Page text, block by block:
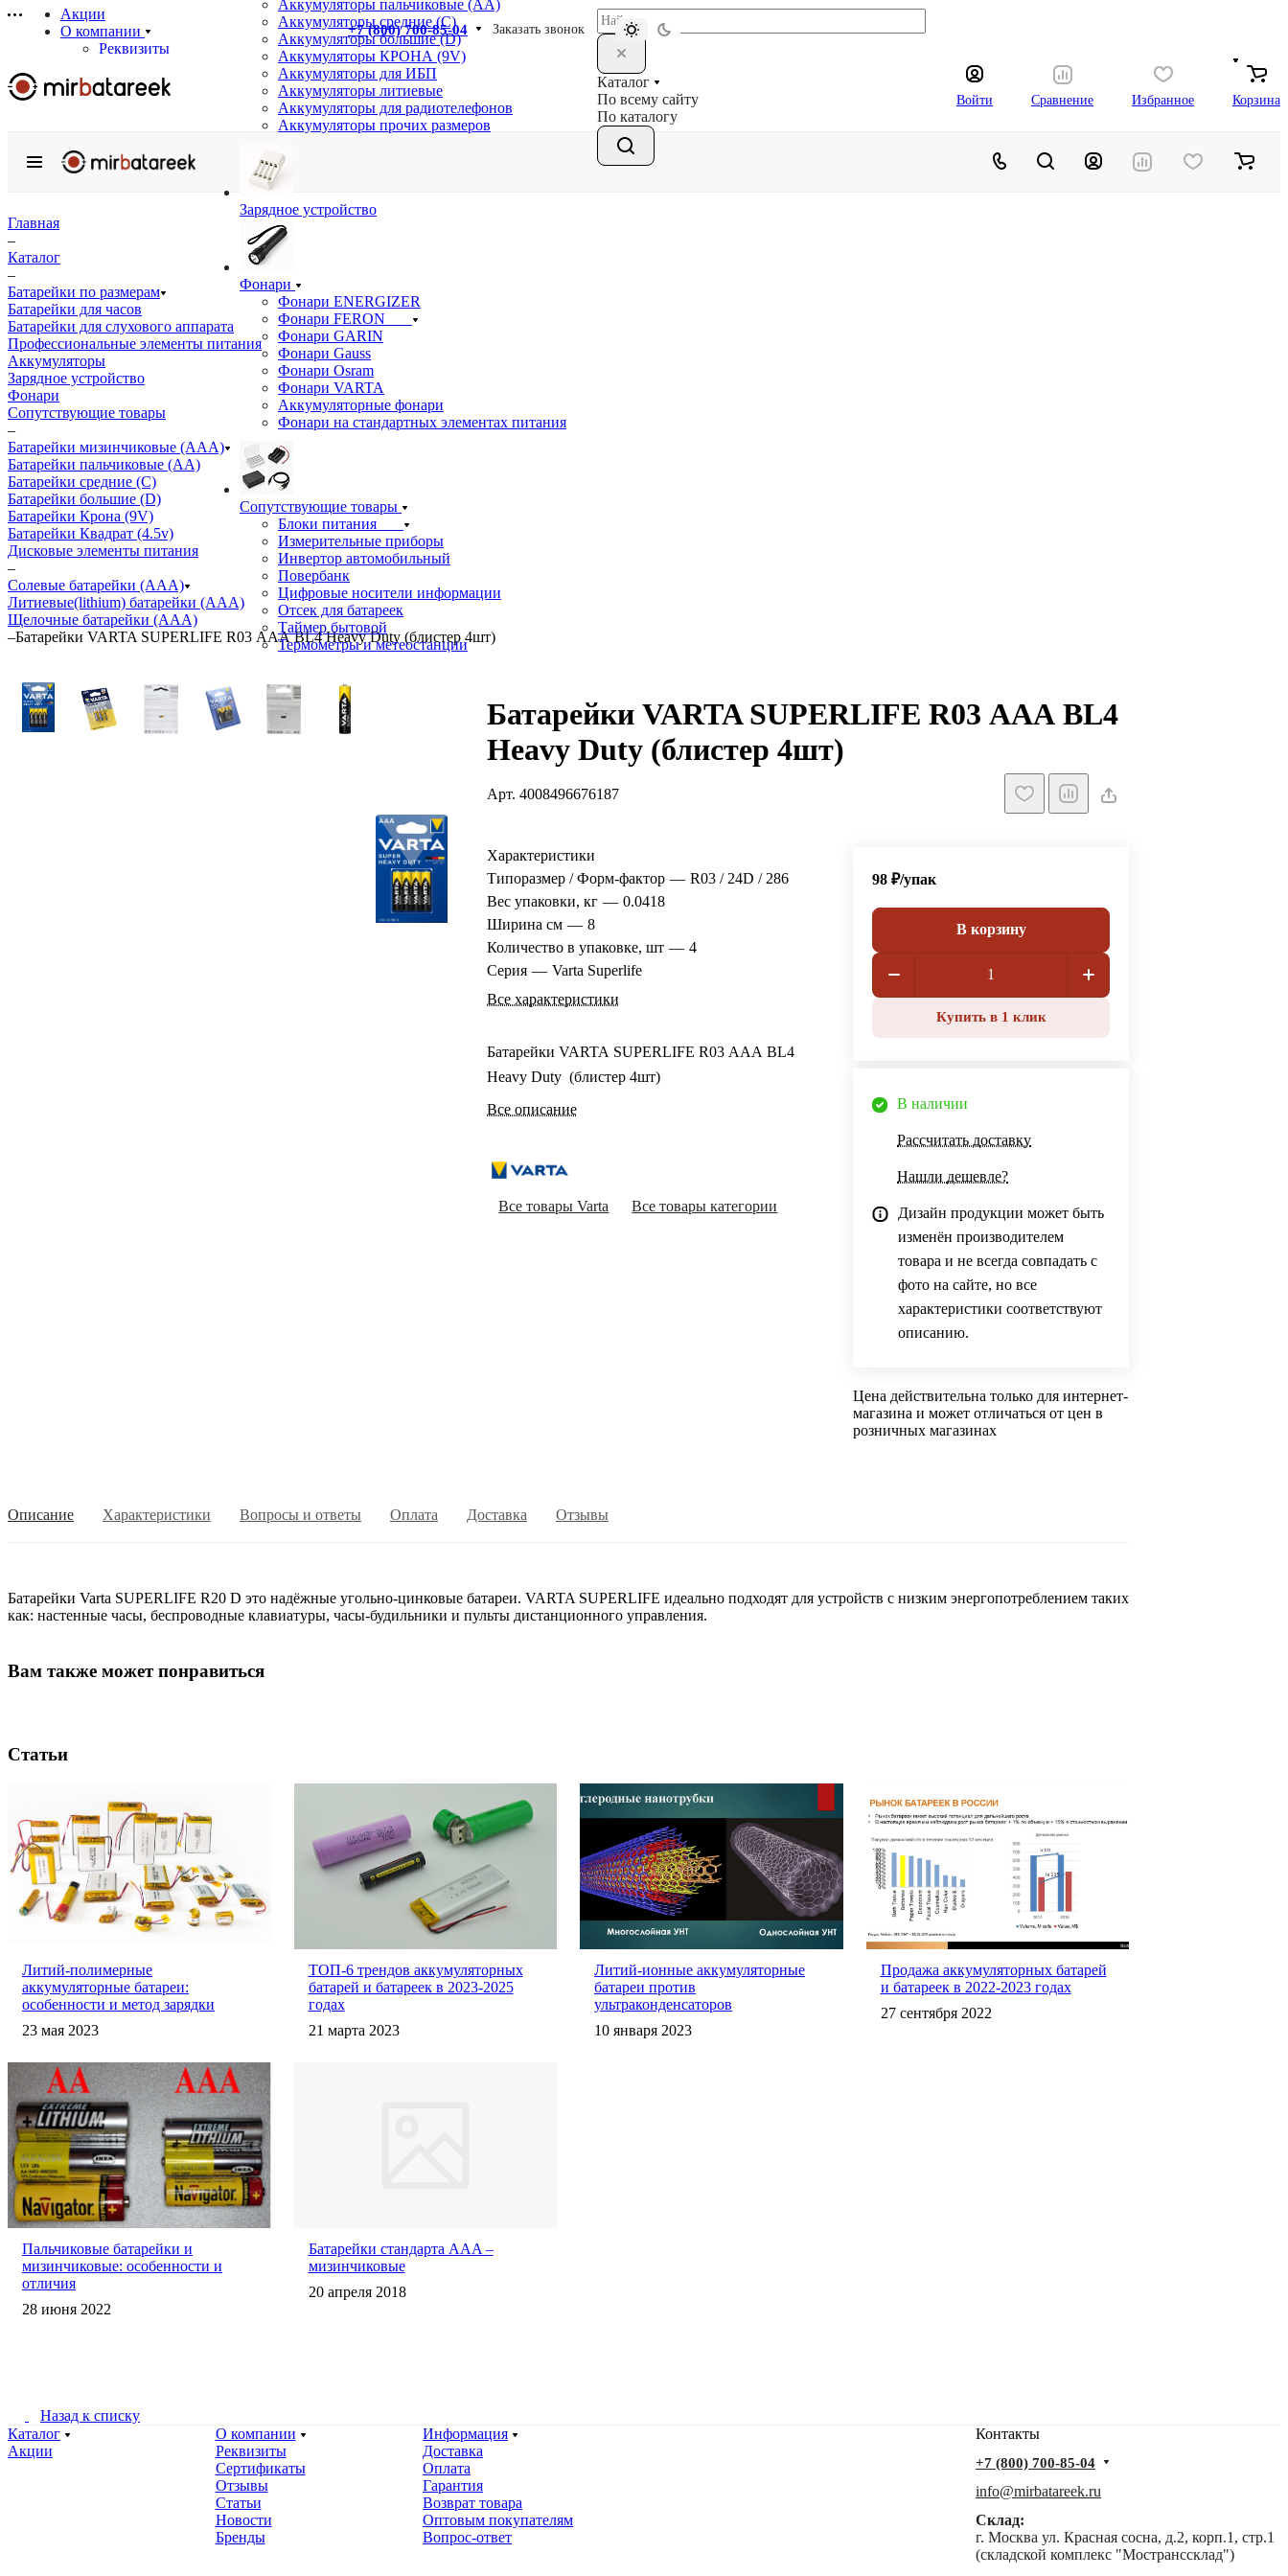
Акции
О компании
Реквизиты
Отзывы
Статьи
Услуги
Аккумуляторные сборки на заказ
Возврат товара
Оптовым покупателям
Вопрос-ответ
Контакты
+7 (800) 700-85-04 Заказать звонок
Аккумуляторы пальчиковые (АА)
Аккумуляторы средние (С)
Аккумуляторы большие (D)
Аккумуляторы КРОНА (9V)
Аккумуляторы для ИБП
Аккумуляторы литиевые
Аккумуляторы для радиотелефонов
Аккумуляторы прочих размеров
Зарядное устройство
Фонари
Фонари ENERGIZER
Фонари FERON
Фонари GARIN
Фонари Gauss
Фонари Osram
Фонари VARTA
Аккумуляторные фонари
Фонари на стандартных элементах питания
Сопутствующие товары
Блоки питания
Измерительные приборы
Инвертор автомобильный
Повербанк
Цифровые носители информации
Отсек для батареек
Таймер бытовой
Термометры и метеостанции
Каталог
По всему сайту
По каталогу
Войти Сравнение Избранное Корзина
Главная
–
Каталог
–
Батарейки по размерам
Батарейки для часов
Батарейки для слухового аппарата
Профессиональные элементы питания
Аккумуляторы
Зарядное устройство
Фонари
Сопутствующие товары
–
Батарейки мизинчиковые (ААА)
Батарейки пальчиковые (АА)
Батарейки средние (С)
Батарейки большие (D)
Батарейки Крона (9V)
Батарейки Квадрат (4.5v)
Дисковые элементы питания
–
Солевые батарейки (ААА)
Литиевые(lithium) батарейки (ААА)
Щелочные батарейки (ААА)
–Батарейки VARTA SUPERLIFE R03 ААА BL4 Heavy Duty (блистер 4шт)
Батарейки VARTA SUPERLIFE R03 ААА BL4
Heavy Duty (блистер 4шт)
Арт.4008496676187
Характеристики
Типоразмер / Форм-фактор — R03 / 24D / 286
Вес упаковки, кг — 0.0418
Ширина см — 8
Количество в упаковке, шт — 4
Серия — Varta Superlife
Все характеристики
Батарейки VARTA SUPERLIFE R03 ААА BL4
Heavy Duty (блистер 4шт)
Все описание
Все товары Varta Все товары категории
98 ₽/упак
В корзину
Купить в 1 клик
В наличии
Рассчитать доставку
Нашли дешевле?
Дизайн продукции может быть
изменён производителем
товара и не всегда совпадать с
фото на сайте, но все
характеристики соответствуют
описанию.
Цена действительна только для интернет-
магазина и может отличаться от цен в
розничных магазинах
Описание Характеристики Вопросы и ответы Оплата Доставка Отзывы
Батарейки Varta SUPERLIFE R20 D это надёжные угольно-цинковые батареи. VARTA SUPERLIFE идеально подходят для устройств с низким энергопотреблением таких
как: настенные часы, беспроводные клавиатуры, часы-будильники и пульты дистанционного управления.
Вам также может понравиться
Статьи
Литий-полимерные
аккумуляторные батареи:
особенности и метод зарядки
23 мая 2023
ТОП-6 трендов аккумуляторных
батарей и батареек в 2023-2025
годах
21 марта 2023
Литий-ионные аккумуляторные
батареи против
ультраконденсаторов
10 января 2023
Продажа аккумуляторных батарей
и батареек в 2022-2023 годах
27 сентября 2022
Пальчиковые батарейки и
мизинчиковые: особенности и
отличия
28 июня 2022
Батарейки стандарта AAA –
мизинчиковые
20 апреля 2018
Назад к списку
Каталог
Акции
О компании
Реквизиты
Сертификаты
Отзывы
Статьи
Новости
Бренды
Информация
Доставка
Оплата
Гарантия
Возврат товара
Оптовым покупателям
Вопрос-ответ
Контакты
+7 (800) 700-85-04
info@mirbatareek.ru
Склад:
г. Москва ул. Красная сосна, д.2, корп.1, стр.1
(складской комплекс "Мостранссклад")